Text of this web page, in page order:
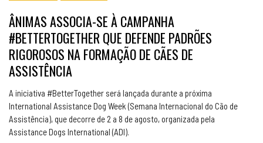
ÂNIMAS ASSOCIA-SE À CAMPANHA
#BETTERTOGETHER QUE DEFENDE PADRÕES
RIGOROSOS NA FORMAÇÃO DE CÃES DE
ASSISTÊNCIA
A iniciativa #BetterTogether será lançada durante a próxima
International Assistance Dog Week (Semana Internacional do Cão de
Assistência), que decorre de 2 a 8 de agosto, organizada pela
Assistance Dogs International (ADI).